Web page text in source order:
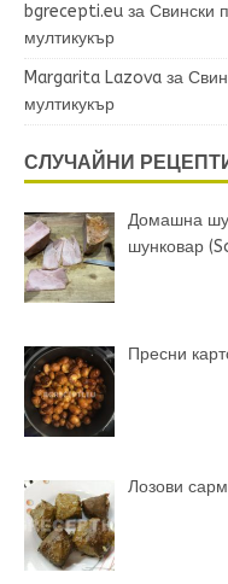
bgrecepti.eu за Свински
мултикукър
Margarita Lazova за
мултикукър
СЛУЧАЙНИ
Домашна
шунковар
Пресни
Лозови